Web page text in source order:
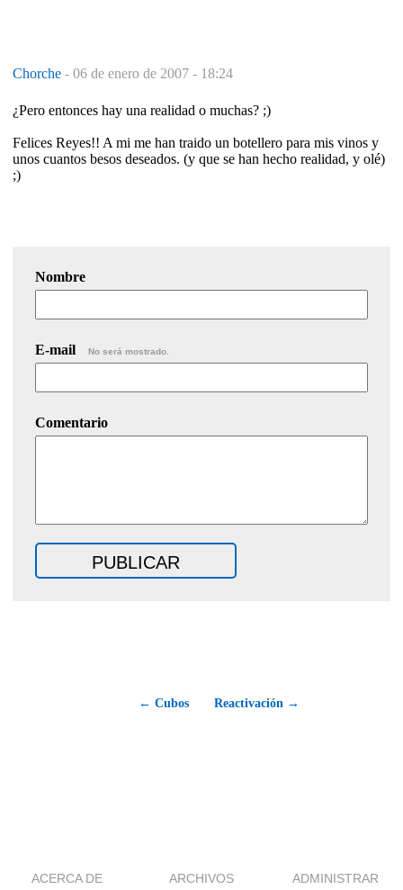
Chorche - 06 de enero de 2007 - 18:24
¿Pero entonces hay una realidad o muchas? ;)
Felices Reyes!! A mi me han traido un botellero para mis vinos y
unos cuantos besos deseados. (y que se han hecho realidad, y olé)
;)
Nombre
E-mail No será mostrado.
Comentario
← Cubos Reactivación →
ACERCA DE ARCHIVOS ADMINISTRAR